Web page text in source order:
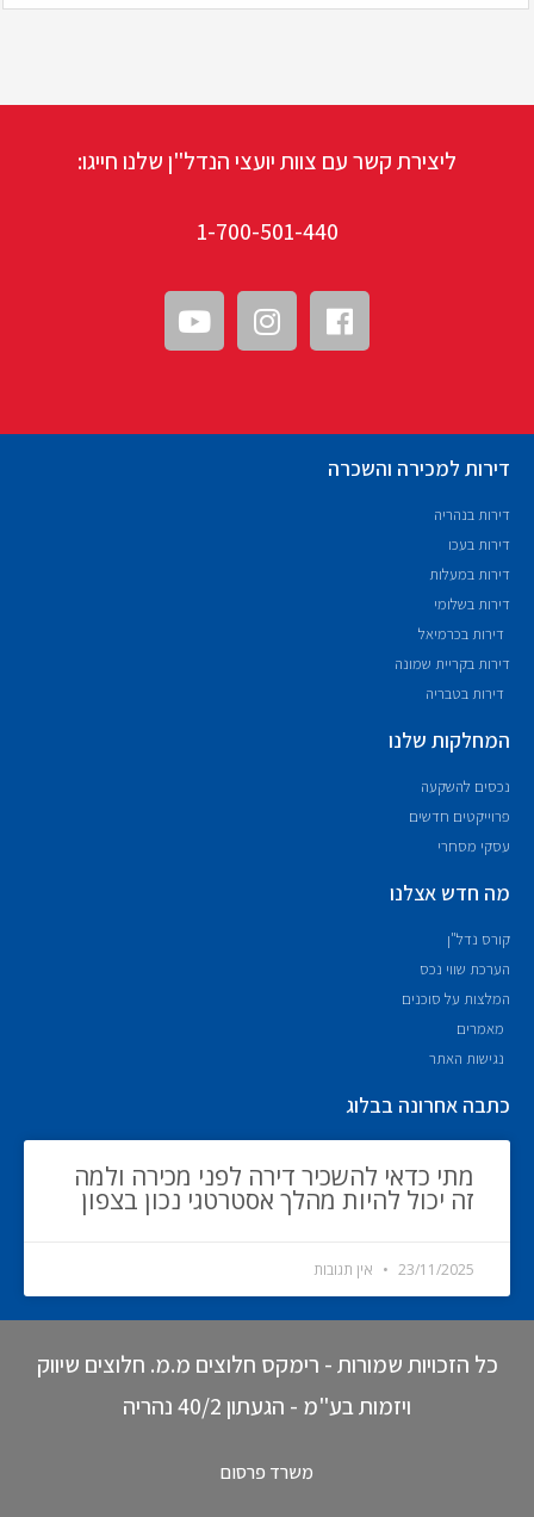
ליצירת קשר עם צוות יועצי הנדל"ן שלנו חייגו:
1-700-501-440
דירות למכירה והשכרה
דירות בנהריה
דירות בעכו
דירות במעלות
דירות בשלומי
דירות בכרמיאל
דירות בקריית שמונה
דירות בטבריה
המחלקות שלנו
נכסים להשקעה
פרוייקטים חדשים
עסקי מסחרי
מה חדש אצלנו
קורס נדל"ן
הערכת שווי נכס
המלצות על סוכנים
מאמרים
נגישות האתר
כתבה אחרונה בבלוג
מתי כדאי להשכיר דירה לפני מכירה ולמה
זה יכול להיות מהלך אסטרטגי נכון בצפון
23/11/2025 אין תגובות
כל הזכויות שמורות - רימקס חלוצים מ.מ. חלוצים שיווק
ויזמות בע"מ - הגעתון 40/2 נהריה
משרד פרסום